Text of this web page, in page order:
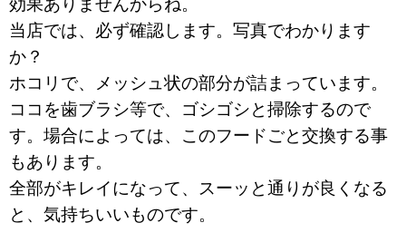
当店では、必ず確認します。写真でわかります
か？
ホコリで、メッシュ状の部分が詰まっています。
ココを歯ブラシ等で、ゴシゴシと掃除するので
す。場合によっては、このフードごと交換する事
もあります。
全部がキレイになって、スーッと通りが良くなる
と、気持ちいいものです。